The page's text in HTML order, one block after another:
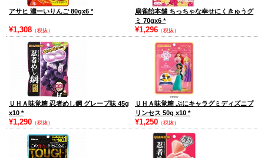
アサヒ 濃ーいりんご 80gx6 *
¥1,308 （税抜）
扇雀飴本舗 ちっちゃな幸せにくきゅうグ
ミ 70gx6 *
¥1,296 （税抜）
ＵＨＡ味覚糖 忍者めし鋼 グレープ味 45g
x10 *
¥1,290 （税抜）
ＵＨＡ味覚糖 ぷにキャラグミディズニプ
リンセス 50g x10 *
¥1,250 （税抜）